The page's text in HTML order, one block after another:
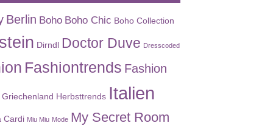
Berlin Boho Boho Chic Boho Collection
Dirndl Doctor Duve Dresscoded
Fashiontrends Fashion
Griechenland Herbsttrends Italien
Cardi Miu Miu Mode My Secret Room